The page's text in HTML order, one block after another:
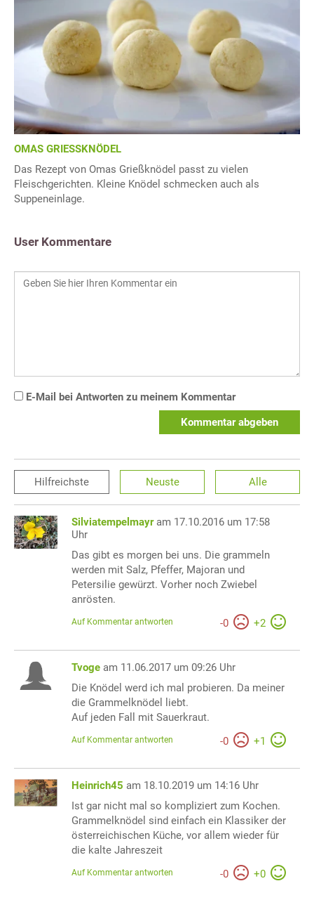
OMAS GRIESSKNÖDEL
Das Rezept von Omas Grießknödel passt zu vielen
Fleischgerichten. Kleine Knödel schmecken auch als
Suppeneinlage.
User Kommentare
E-Mail bei Antworten zu meinem Kommentar
Kommentar abgeben
Hilfreichste Neuste Alle
Silviatempelmayr am 17.10.2016 um 17:58
Uhr
Das gibt es morgen bei uns. Die grammeln
werden mit Salz, Pfeffer, Majoran und
Petersilie gewürzt. Vorher noch Zwiebel
anrösten.
-0 +2
Auf Kommentar antworten
Tvoge am 11.06.2017 um 09:26 Uhr
Die Knödel werd ich mal probieren. Da meiner
die Grammelknödel liebt.
Auf jeden Fall mit Sauerkraut.
-0 +1
Auf Kommentar antworten
Heinrich45 am 18.10.2019 um 14:16 Uhr
Ist gar nicht mal so kompliziert zum Kochen.
Grammelknödel sind einfach ein Klassiker der
österreichischen Küche, vor allem wieder für
die kalte Jahreszeit
-0 +0
Auf Kommentar antworten